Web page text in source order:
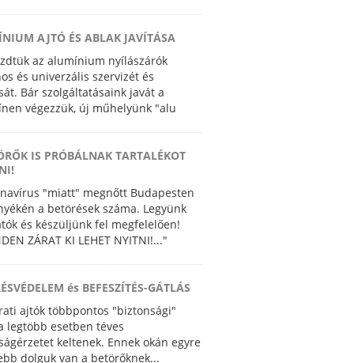
AJTÓ ÉS ABLAK JAVÍTÁSA
az alumínium nyílászárók
és univerzális szervizét és
Bár szolgáltatásaink javát a
végezzük, új műhelyünk "alu
IS PRÓBÁLNAK TARTALÉKOT
"miatt" megnőtt Budapesten
a betörések száma. Legyünk
és készüljünk fel megfelelően!
ZÁRAT KI LEHET NYITNI!..."
és BEFESZÍTÉS-GÁTLÁS
ajtók többpontos "biztonsági"
legtöbb esetben téves
keltenek. Ennek okán egyre
dolguk van a betörőknek...